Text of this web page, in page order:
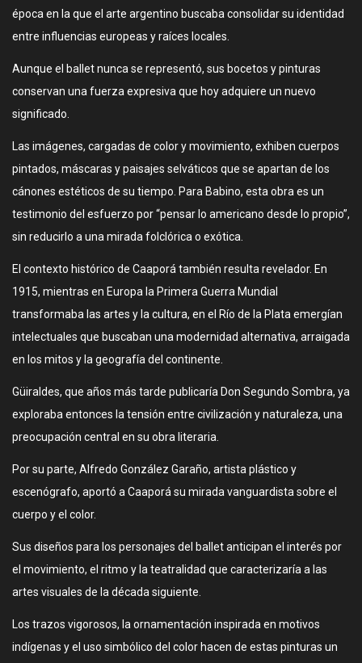
época en la que el arte argentino buscaba consolidar su identidad
entre influencias europeas y raíces locales.
Aunque el ballet nunca se representó, sus bocetos y pinturas
conservan una fuerza expresiva que hoy adquiere un nuevo
significado.
Las imágenes, cargadas de color y movimiento, exhiben cuerpos
pintados, máscaras y paisajes selváticos que se apartan de los
cánones estéticos de su tiempo. Para Babino, esta obra es un
testimonio del esfuerzo por “pensar lo americano desde lo propio”,
sin reducirlo a una mirada folclórica o exótica.
El contexto histórico de Caaporá también resulta revelador. En
1915, mientras en Europa la Primera Guerra Mundial
transformaba las artes y la cultura, en el Río de la Plata emergían
intelectuales que buscaban una modernidad alternativa, arraigada
en los mitos y la geografía del continente.
Güiraldes, que años más tarde publicaría Don Segundo Sombra, ya
exploraba entonces la tensión entre civilización y naturaleza, una
preocupación central en su obra literaria.
Por su parte, Alfredo González Garaño, artista plástico y
escenógrafo, aportó a Caaporá su mirada vanguardista sobre el
cuerpo y el color.
Sus diseños para los personajes del ballet anticipan el interés por
el movimiento, el ritmo y la teatralidad que caracterizaría a las
artes visuales de la década siguiente.
Los trazos vigorosos, la ornamentación inspirada en motivos
indígenas y el uso simbólico del color hacen de estas pinturas un